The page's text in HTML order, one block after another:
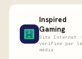
Inspired
Gaming
Site Internet ·
vérifiée par le
média